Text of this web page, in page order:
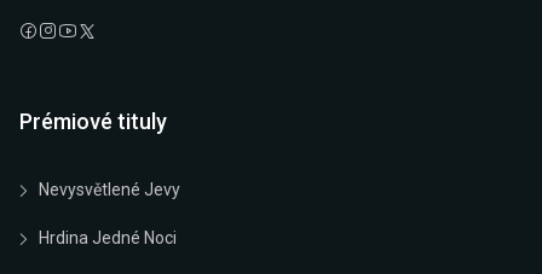
Prémiové tituly
Nevysvětlené Jevy
Hrdina Jedné Noci